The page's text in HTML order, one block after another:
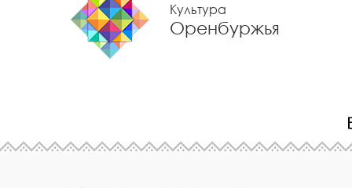
Культура
Оренбуржья